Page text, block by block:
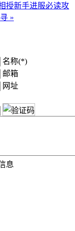
授新手进服必读攻
»
名称(*)
邮箱
网址
息